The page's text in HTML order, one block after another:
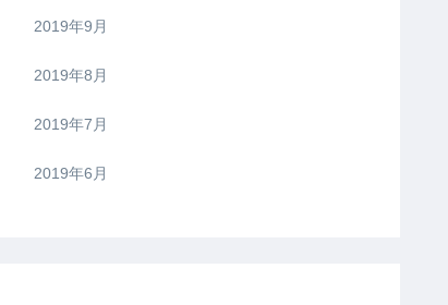
2019年9月
2019年8月
2019年7月
2019年6月